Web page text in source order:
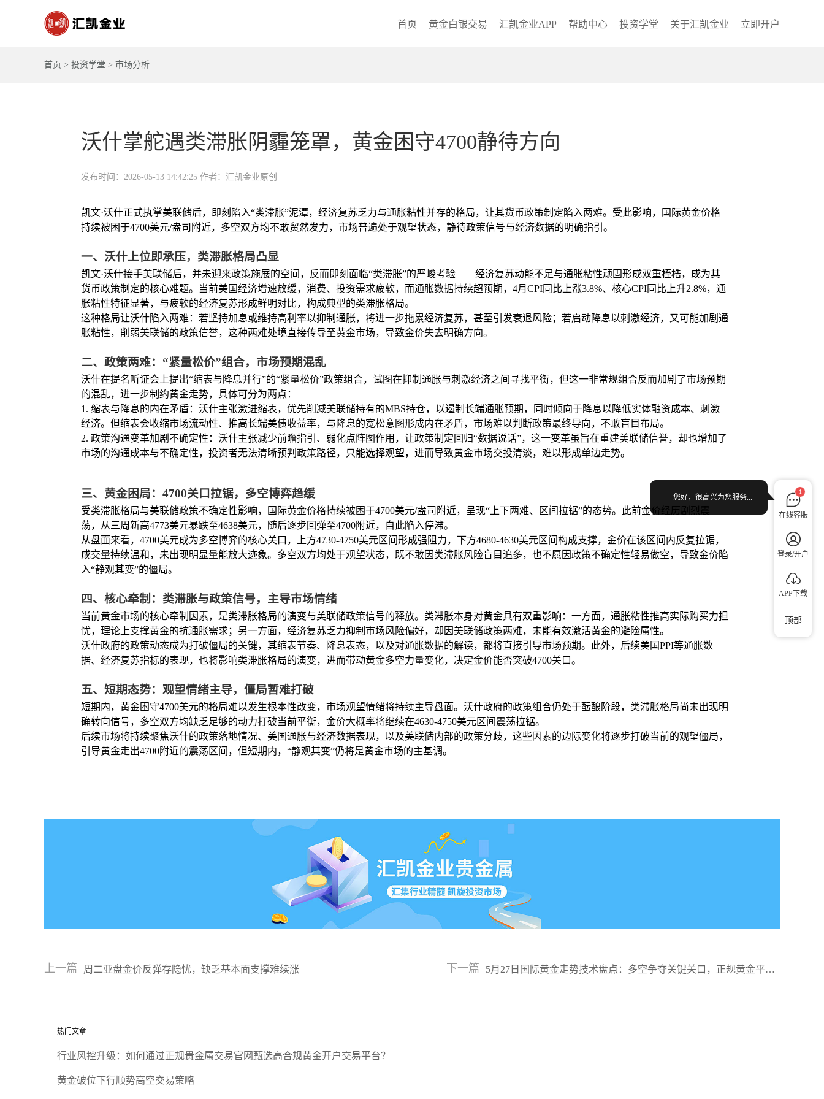
首页 黄金白银交易 汇凯金业APP 帮助中心 投资学堂 关于汇凯金业 立即开户
首页 > 投资学堂 > 市场分析
沃什掌舵遇类滞胀阴霾笼罩，黄金困守4700静待方向
发布时间：2026-05-13 14:42:25 作者：汇凯金业原创
凯文·沃什正式执掌美联储后，即刻陷入“类滞胀”泥潭，经济复苏乏力与通胀粘性并存的格局，让其货币政策制定陷入两难。受此影响，国际黄金价格
持续被困于4700美元/盎司附近，多空双方均不敢贸然发力，市场普遍处于观望状态，静待政策信号与经济数据的明确指引。
一、沃什上位即承压，类滞胀格局凸显
凯文·沃什接手美联储后，并未迎来政策施展的空间，反而即刻面临“类滞胀”的严峻考验——经济复苏动能不足与通胀粘性顽固形成双重桎梏，成为其
货币政策制定的核心难题。当前美国经济增速放缓，消费、投资需求疲软，而通胀数据持续超预期，4月CPI同比上涨3.8%、核心CPI同比上升2.8%，通
胀粘性特征显著，与疲软的经济复苏形成鲜明对比，构成典型的类滞胀格局。
这种格局让沃什陷入两难：若坚持加息或维持高利率以抑制通胀，将进一步拖累经济复苏，甚至引发衰退风险；若启动降息以刺激经济，又可能加剧通
胀粘性，削弱美联储的政策信誉，这种两难处境直接传导至黄金市场，导致金价失去明确方向。
二、政策两难：“紧量松价”组合，市场预期混乱
沃什在提名听证会上提出“缩表与降息并行”的“紧量松价”政策组合，试图在抑制通胀与刺激经济之间寻找平衡，但这一非常规组合反而加剧了市场预期
的混乱，进一步制约黄金走势，具体可分为两点：
1. 缩表与降息的内在矛盾：沃什主张激进缩表，优先削减美联储持有的MBS持仓，以遏制长端通胀预期，同时倾向于降息以降低实体融资成本、刺激
经济。但缩表会收缩市场流动性、推高长端美债收益率，与降息的宽松意图形成内在矛盾，市场难以判断政策最终导向，不敢盲目布局。
2. 政策沟通变革加剧不确定性：沃什主张减少前瞻指引、弱化点阵图作用，让政策制定回归“数据说话”，这一变革虽旨在重建美联储信誉，却也增加了
市场的沟通成本与不确定性，投资者无法清晰预判政策路径，只能选择观望，进而导致黄金市场交投清淡，难以形成单边走势。
三、黄金困局：4700关口拉锯，多空博弈趋缓
受类滞胀格局与美联储政策不确定性影响，国际黄金价格持续被困于4700美元/盎司附近，呈现“上下两难、区间拉锯”的态势。此前金价经历剧烈震
荡，从三周新高4773美元暴跌至4638美元，随后逐步回弹至4700附近，自此陷入停滞。
从盘面来看，4700美元成为多空博弈的核心关口，上方4730-4750美元区间形成强阻力，下方4680-4630美元区间构成支撑，金价在该区间内反复拉锯，
成交量持续温和，未出现明显量能放大迹象。多空双方均处于观望状态，既不敢因类滞胀风险盲目追多，也不愿因政策不确定性轻易做空，导致金价陷
入“静观其变”的僵局。
四、核心牵制：类滞胀与政策信号，主导市场情绪
当前黄金市场的核心牵制因素，是类滞胀格局的演变与美联储政策信号的释放。类滞胀本身对黄金具有双重影响：一方面，通胀粘性推高实际购买力担
忧，理论上支撑黄金的抗通胀需求；另一方面，经济复苏乏力抑制市场风险偏好，却因美联储政策两难，未能有效激活黄金的避险属性。
沃什政府的政策动态成为打破僵局的关键，其缩表节奏、降息表态，以及对通胀数据的解读，都将直接引导市场预期。此外，后续美国PPI等通胀数
据、经济复苏指标的表现，也将影响类滞胀格局的演变，进而带动黄金多空力量变化，决定金价能否突破4700关口。
五、短期态势：观望情绪主导，僵局暂难打破
短期内，黄金困守4700美元的格局难以发生根本性改变，市场观望情绪将持续主导盘面。沃什政府的政策组合仍处于酝酿阶段，类滞胀格局尚未出现明
确转向信号，多空双方均缺乏足够的动力打破当前平衡，金价大概率将继续在4630-4750美元区间震荡拉锯。
后续市场将持续聚焦沃什的政策落地情况、美国通胀与经济数据表现，以及美联储内部的政策分歧，这些因素的边际变化将逐步打破当前的观望僵局，
引导黄金走出4700附近的震荡区间，但短期内，“静观其变”仍将是黄金市场的主基调。
上一篇 周二亚盘金价反弹存隐忧，缺乏基本面支撑难续涨 下一篇
5月27日国际黄金走势技术盘点：多空争夺关键关口，正规黄金平台
热门文章
行业风控升级：如何通过正规贵金属交易官网甄选高合规黄金开户交易平台？
黄金破位下行顺势高空交易策略
1
在线客服
登录/开户
APP下载
顶部